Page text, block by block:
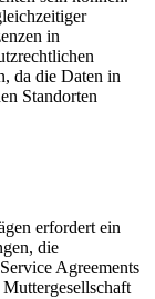
in
da die Daten in
Standorten
erfordert ein
die
Agreements